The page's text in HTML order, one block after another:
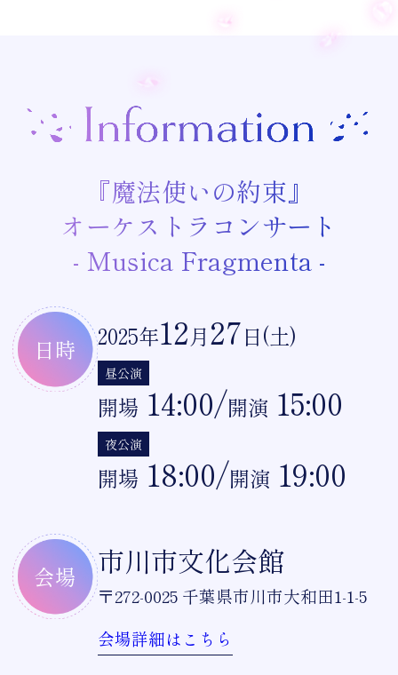
『魔法使いの約束』
オーケストラコンサート
- Musica Fragmenta -
日時 2025年12月27日(土)
昼公演
開場 14:00/開演 15:00
夜公演
開場 18:00/開演 19:00
会場 市川市文化会館
〒272-0025 千葉県市川市大和田1-1-5
会場詳細はこちら